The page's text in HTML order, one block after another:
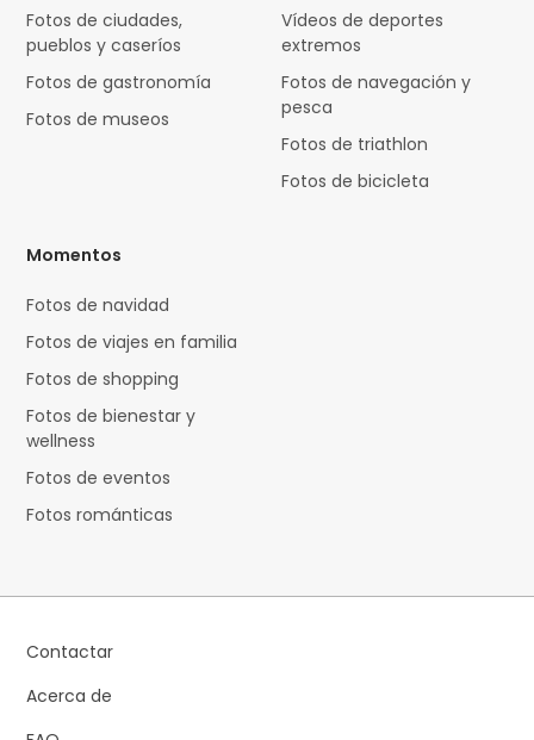
Fotos de ciudades,
pueblos y caseríos
Fotos de gastronomía
Fotos de museos
Vídeos de deportes
extremos
Fotos de navegación y
pesca
Fotos de triathlon
Fotos de bicicleta
Momentos
Fotos de navidad
Fotos de viajes en familia
Fotos de shopping
Fotos de bienestar y
wellness
Fotos de eventos
Fotos románticas
Contactar
Acerca de